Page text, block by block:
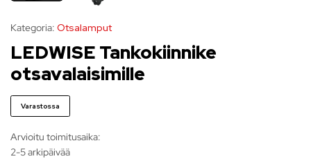
Kategoria: Otsalamput
LEDWISE Tankokiinnike
otsavalaisimille
Varastossa
Arvioitu toimitusaika:
2-5 arkipäivää